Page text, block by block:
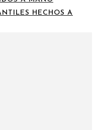
HECHOS A